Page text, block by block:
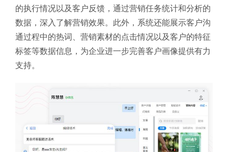
的执行情况以及客户反馈，通过营销任务统计和分析的
数据，深入了解营销效果。此外，系统还能展示客户沟
通过程中的热词、营销素材的点击情况以及客户的特征
标签等数据信息，为企业进一步完善客户画像提供有力
支持。